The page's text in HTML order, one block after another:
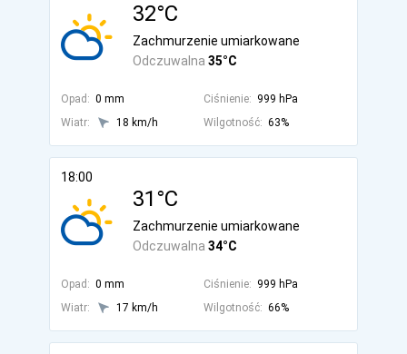
32°C
Odczuwalna 35°C
Zachmurzenie umiarkowane
Opad: 0 mm Ciśnienie: 999 hPa
Wiatr:
18 km/h Wilgotność: 63%
18:00
31°C
Odczuwalna 34°C
Zachmurzenie umiarkowane
Opad: 0 mm Ciśnienie: 999 hPa
Wiatr:
17 km/h Wilgotność: 66%